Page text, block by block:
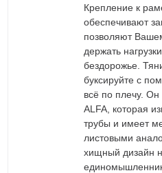
Крепление к
обеспечивают
позволяют
держать
бездорожье.
буксируйте с
всё по плечу.
ALFA, которая
трубы и имеет
листовыми
хищный дизайн